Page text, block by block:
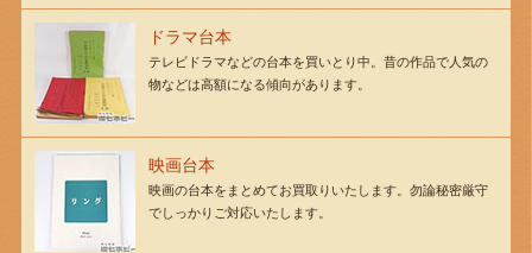
ドラマ台本
テレビドラマなどの台本を買いとり中。昔の作品で人気の
物などは高額になる傾向があります。
映画台本
映画の台本をまとめてお買取りいたします。勿論秘密厳守
でしっかりご対応いたします。